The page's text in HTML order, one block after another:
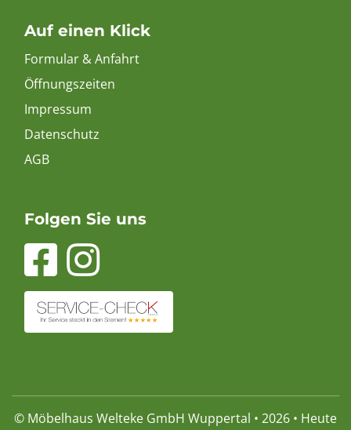
Auf einen Klick
Formular & Anfahrt
Öffnungszeiten
Impressum
Datenschutz
AGB
Folgen Sie uns
© Möbelhaus Welteke GmbH Wuppertal • 2026 • Heute